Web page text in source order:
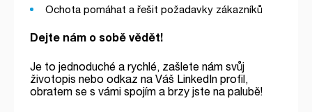
Ochota pomáhat a řešit požadavky zákazníků
Dejte nám o sobě vědět!
Je to jednoduché a rychlé, zašlete nám svůj
životopis nebo odkaz na Váš LinkedIn profil,
obratem se s vámi spojím a brzy jste na palubě!